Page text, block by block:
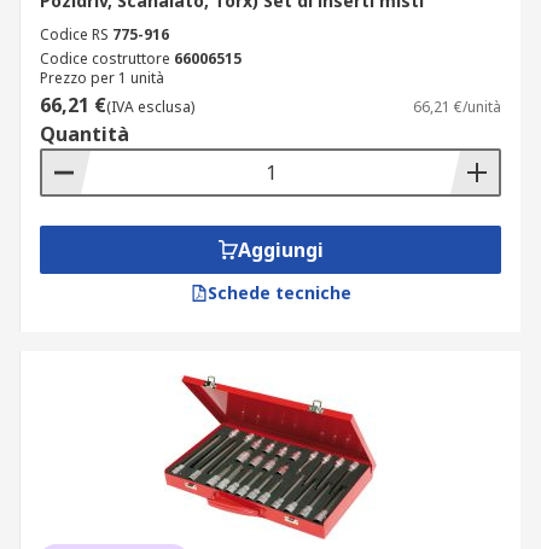
Codice RS 775-916
Codice costruttore 66006515
Prezzo per 1 unità
66,21 €(IVA esclusa) 66,21 €/unità
Quantità
Aggiungi
Schede tecniche